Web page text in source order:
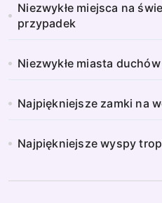
Niezwykłe miejsca na
przypadek
Niezwykłe miasta
Najpiękniejsze zamki na
Najpiękniejsze wyspy